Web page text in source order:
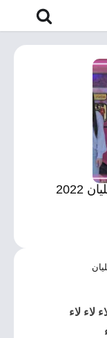
2022
لاء لاء